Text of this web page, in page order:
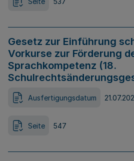
Gesetz zur Einführung
Vorkurse zur Förderung
Sprachkompetenz (18.
Ausfertigungsdatum
Seite 547